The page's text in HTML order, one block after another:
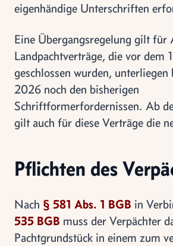
eigenhändige Unterschriften
Eine Übergangsregelung gilt für
Landpachtverträge, die vor dem
geschlossen wurden,
2026 noch den bisherigen
Schriftformerfordernissen. Ab
gilt auch für diese Verträge die
Pflichten des
Nach § 581 Abs. 1 BGB in
535 BGB muss der Verpächter
Pachtgrundstück in einem zum